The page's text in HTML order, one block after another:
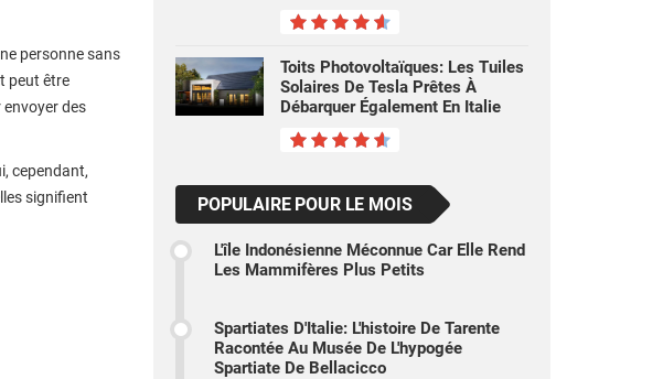
personne sans
peut être
des
cependant,
signifient
Toits Photovoltaïques: Les Tuiles
Solaires De Tesla Prêtes À
Débarquer Également En Italie
POPULAIRE POUR LE MOIS
L'île Indonésienne Méconnue Car Elle Rend
Les Mammifères Plus Petits
Spartiates D'Italie: L'histoire De Tarente
Racontée Au Musée De L'hypogée
Spartiate De Bellacicco